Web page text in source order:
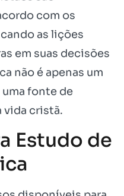
com os
as lições
em suas decisões
não é apenas um
fonte de
vida cristã.
Estudo de